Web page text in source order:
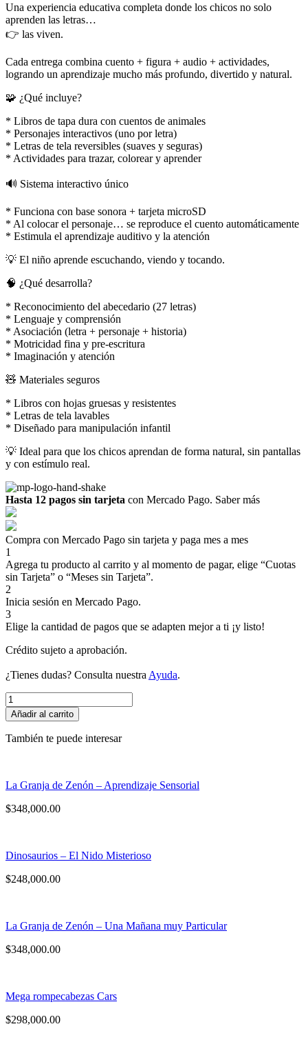
Una experiencia educativa completa donde los chicos no solo
aprenden las letras…
👉 las viven.
Cada entrega combina cuento + figura + audio + actividades,
logrando un aprendizaje mucho más profundo, divertido y natural.
🧩 ¿Qué incluye?
* Libros de tapa dura con cuentos de animales
* Personajes interactivos (uno por letra)
* Letras de tela reversibles (suaves y seguras)
* Actividades para trazar, colorear y aprender
🔊 Sistema interactivo único
* Funciona con base sonora + tarjeta microSD
* Al colocar el personaje… se reproduce el cuento automáticamente
* Estimula el aprendizaje auditivo y la atención
💡 El niño aprende escuchando, viendo y tocando.
🧠 ¿Qué desarrolla?
* Reconocimiento del abecedario (27 letras)
* Lenguaje y comprensión
* Asociación (letra + personaje + historia)
* Motricidad fina y pre-escritura
* Imaginación y atención
🧸 Materiales seguros
* Libros con hojas gruesas y resistentes
* Letras de tela lavables
* Diseñado para manipulación infantil
💡 Ideal para que los chicos aprendan de forma natural, sin pantallas
y con estímulo real.
Hasta 12 pagos sin tarjeta con Mercado Pago. Saber más
Compra con Mercado Pago sin tarjeta y paga mes a mes
1
Agrega tu producto al carrito y al momento de pagar, elige “Cuotas
sin Tarjeta” o “Meses sin Tarjeta”.
2
Inicia sesión en Mercado Pago.
3
Elige la cantidad de pagos que se adapten mejor a ti ¡y listo!
Crédito sujeto a aprobación.
¿Tienes dudas? Consulta nuestra Ayuda.
Mi
primer
ABECEDARIO
cantidad
Añadir al carrito
También te puede interesar
La Granja de Zenón – Aprendizaje Sensorial
$348,000.00
Dinosaurios – El Nido Misterioso
$248,000.00
La Granja de Zenón – Una Mañana muy Particular
$348,000.00
Mega rompecabezas Cars
$298,000.00